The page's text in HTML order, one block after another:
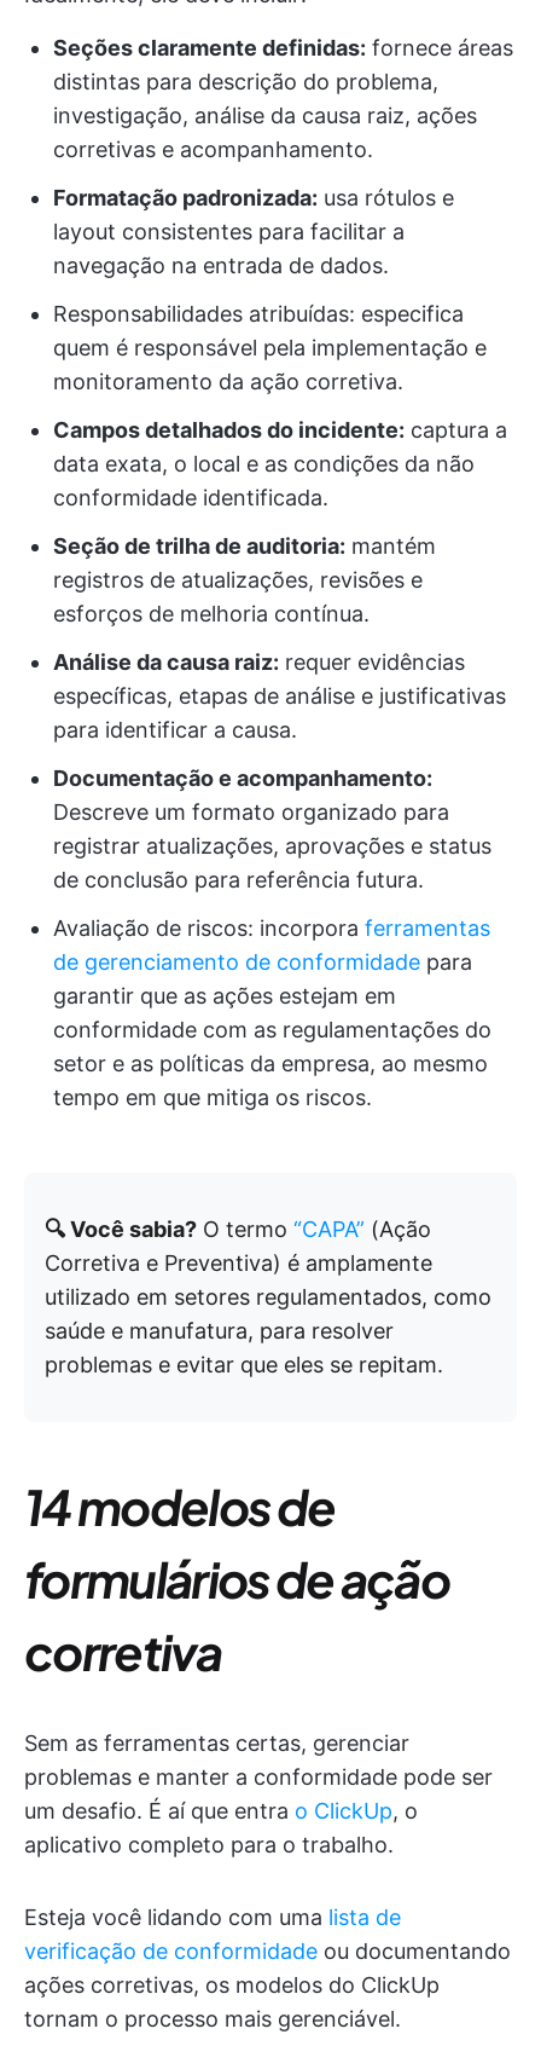
Seções claramente definidas: fornece áreas
distintas para descrição do problema,
investigação, análise da causa raiz, ações
corretivas e acompanhamento.
Formatação padronizada: usa rótulos e
layout consistentes para facilitar a
navegação na entrada de dados.
Responsabilidades atribuídas: especifica
quem é responsável pela implementação e
monitoramento da ação corretiva.
Campos detalhados do incidente: captura a
data exata, o local e as condições da não
conformidade identificada.
Seção de trilha de auditoria: mantém
registros de atualizações, revisões e
esforços de melhoria contínua.
Análise da causa raiz: requer evidências
específicas, etapas de análise e justificativas
para identificar a causa.
Documentação e acompanhamento:
Descreve um formato organizado para
registrar atualizações, aprovações e status
de conclusão para referência futura.
Avaliação de riscos: incorpora ferramentas
de gerenciamento de conformidade para
garantir que as ações estejam em
conformidade com as regulamentações do
setor e as políticas da empresa, ao mesmo
tempo em que mitiga os riscos.
🔍 Você sabia? O termo “CAPA” (Ação
Corretiva e Preventiva) é amplamente
utilizado em setores regulamentados, como
saúde e manufatura, para resolver
problemas e evitar que eles se repitam.
14 modelos de
formulários de ação
corretiva
Sem as ferramentas certas, gerenciar
problemas e manter a conformidade pode ser
um desafio. É aí que entra o ClickUp, o
aplicativo completo para o trabalho.
Esteja você lidando com uma lista de
verificação de conformidade ou documentando
ações corretivas, os modelos do ClickUp
tornam o processo mais gerenciável.